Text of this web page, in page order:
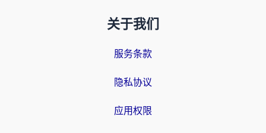
关于我们
服务条款
隐私协议
应用权限